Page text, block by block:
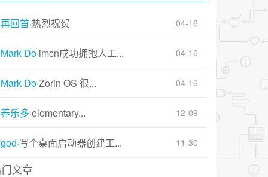
再回首·热烈祝贺 04-16
Mark Do·imcn成功拥抱人工... 04-16
Mark Do·Zorin OS 很... 04-16
养乐多·elementary... 12-09
god·写个桌面启动器创建工... 11-30
文章